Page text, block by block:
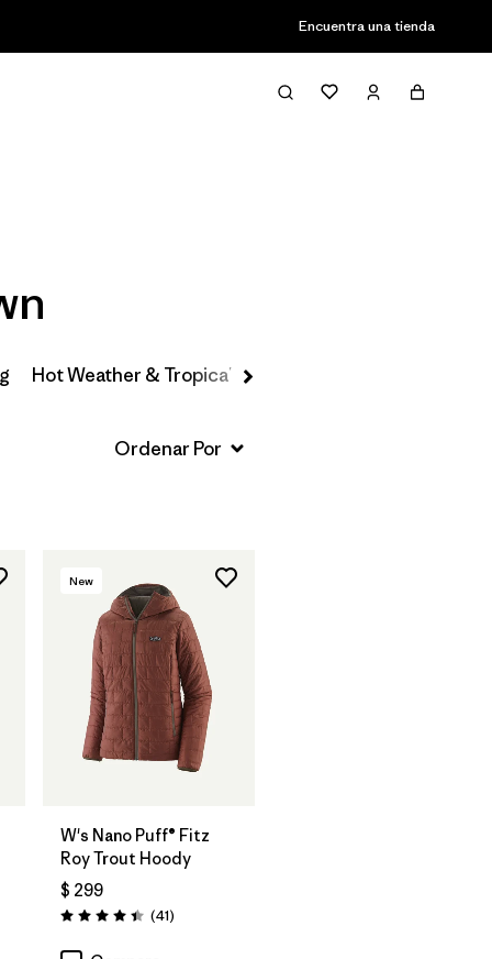
Encuentra una tienda
Filter & Sort
Hot Weather & Tropical Saltwater Fly Fishing
New
W's Nano Puff® Fitz
Roy Trout Hoody
$ 299
Valoración: 4.4 / 5
(41Comentarios
)